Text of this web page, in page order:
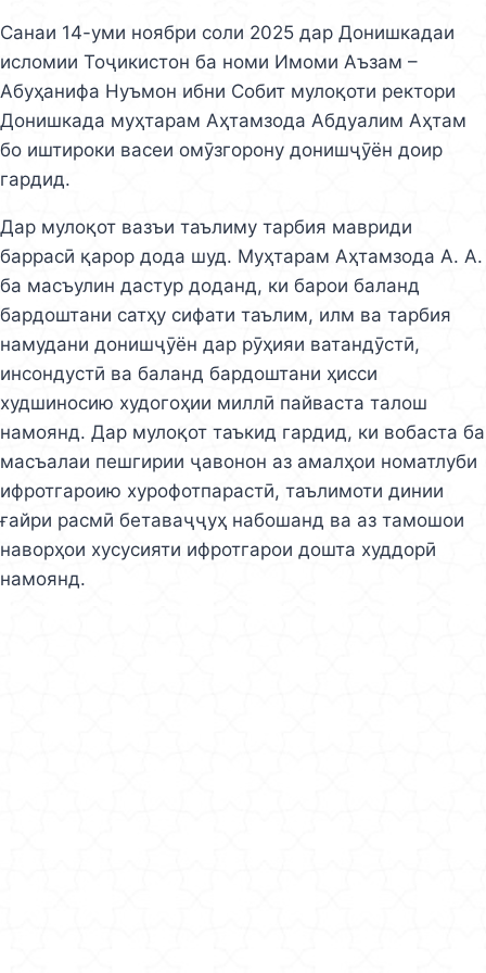
Санаи 14-уми ноябри соли 2025 дар Донишкадаи
исломии Тоҷикистон ба номи Имоми Аъзам –
Абуҳанифа Нуъмон ибни Собит мулоқоти ректори
Донишкада муҳтарам Аҳтамзода Абдуалим Аҳтам
бо иштироки васеи омӯзгорону донишҷӯён доир
гардид.
Дар мулоқот вазъи таълиму тарбия мавриди
баррасӣ қарор дода шуд. Муҳтарам Аҳтамзода А. А.
ба масъулин дастур доданд, ки барои баланд
бардоштани сатҳу сифати таълим, илм ва тарбия
намудани донишҷӯён дар рӯҳияи ватандӯстӣ,
инсондустӣ ва баланд бардоштани ҳисси
худшиносию худогоҳии миллӣ пайваста талош
намоянд. Дар мулоқот таъкид гардид, ки вобаста ба
масъалаи пешгирии ҷавонон аз амалҳои номатлуби
ифротгароию хурофотпарастӣ, таълимоти динии
ғайри расмӣ бетаваҷҷуҳ набошанд ва аз тамошои
наворҳои хусусияти ифротгарои дошта худдорӣ
намоянд.